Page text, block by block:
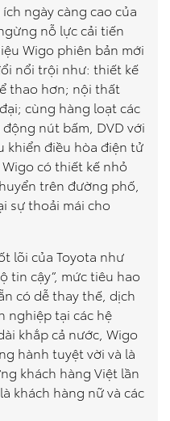
ngày càng cao của
nỗ lực cải tiến
Wigo phiên bản mới
nổi trội như: thiết kế
thao hơn; nội thất
cùng hàng loạt các
nút bấm, DVD với
khiển điều hòa điện tử
có thiết kế nhỏ
trên đường phố,
sự thoải mái cho
lõi của Toyota như
tin cậy”, mức tiêu hao
có dễ thay thế, dịch
nghiệp tại các hệ
khắp cả nước, Wigo
hành tuyệt vời và là
khách hàng Việt lần
khách hàng nữ và các